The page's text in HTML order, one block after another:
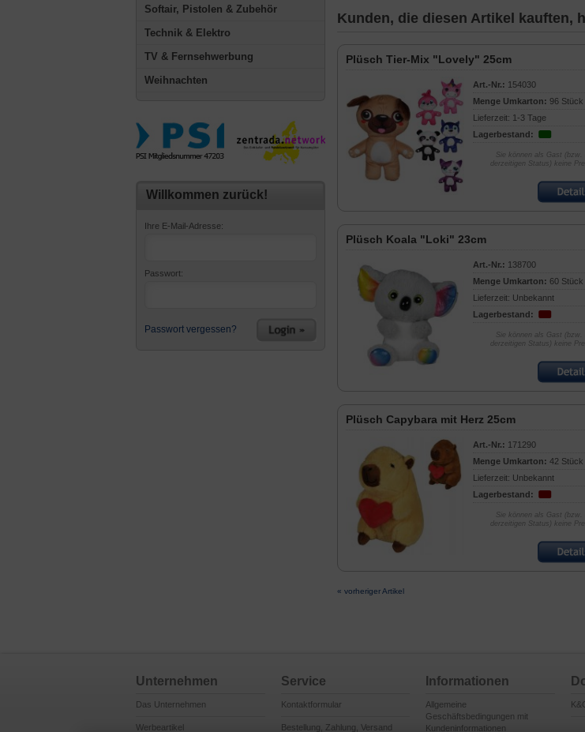
Softair, Pistolen & Zubehör
Technik & Elektro
TV & Fernsehwerbung
Weihnachten
Willkommen zurück!
Ihre E-Mail-Adresse:
Passwort:
Passwort vergessen?
Kunden, die diesen Artikel kauften,
Plüsch Tier-Mix "Lovely" 25cm
Art.-Nr.: 154030
Menge Umkarton: 96 Stück
Lieferzeit: 1-3 Tage
Lagerbestand:
Sie können als Gast (bzw.
derzeitigen Status) keine
Plüsch Koala "Loki" 23cm
Art.-Nr.: 138700
Menge Umkarton: 60 Stück
Lieferzeit: Unbekannt
Lagerbestand:
Sie können als Gast (bzw.
derzeitigen Status) keine
Plüsch Capybara mit Herz 25cm
Art.-Nr.: 171290
Menge Umkarton: 42 Stück
Lieferzeit: Unbekannt
Lagerbestand:
Sie können als Gast (bzw.
derzeitigen Status) keine
« vorheriger Artikel
Unternehmen
Das Unternehmen
Werbeartikel
Service
Kontaktformular
Bestellung, Zahlung, Versand
Informationen
Allgemeine
Geschäftsbedingungen mit
Kundeninformationen